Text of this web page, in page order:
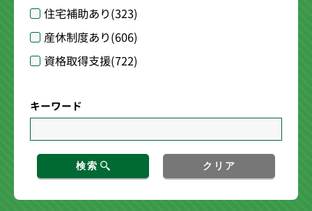
住宅補助あり(323)
産休制度あり(606)
資格取得支援(722)
キーワード
検索 クリア